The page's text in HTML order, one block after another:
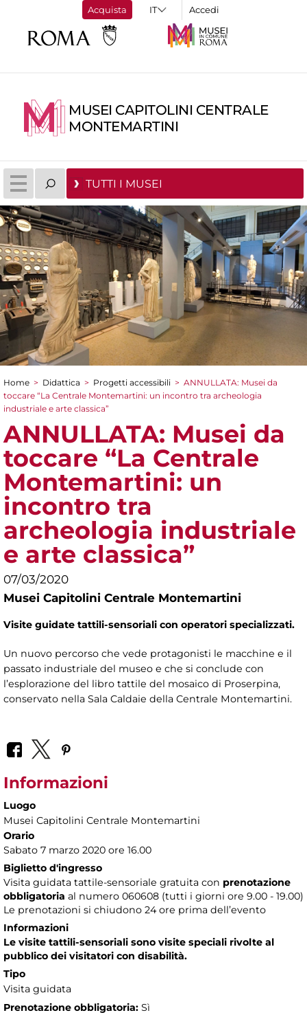
Acquista Accedi
MUSEI CAPITOLINI CENTRALE
MONTEMARTINI
TUTTI I MUSEI
Tu sei qui
Home > Didattica > Progetti accessibili > ANNULLATA: Musei da
toccare “La Centrale Montemartini: un incontro tra archeologia
industriale e arte classica”
ANNULLATA: Musei da
toccare “La Centrale
Montemartini: un
incontro tra
archeologia industriale
e arte classica”
07/03/2020
Musei Capitolini Centrale Montemartini
Visite guidate tattili-sensoriali con operatori specializzati.
Un nuovo percorso che vede protagonisti le macchine e il
passato industriale del museo e che si conclude con
l’esplorazione del libro tattile del mosaico di Proserpina,
conservato nella Sala Caldaie della Centrale Montemartini.
Informazioni
Luogo
Musei Capitolini Centrale Montemartini
Orario
Sabato 7 marzo 2020 ore 16.00
Biglietto d'ingresso
Visita guidata tattile-sensoriale gratuita con prenotazione
obbligatoria al numero 060608 (tutti i giorni ore 9.00 - 19.00)
Le prenotazioni si chiudono 24 ore prima dell’evento
Informazioni
Le visite tattili-sensoriali sono visite speciali rivolte al
pubblico dei visitatori con disabilità.
Tipo
Visita guidata
Prenotazione obbligatoria: Sì